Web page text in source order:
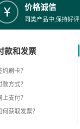
价格诚信
同类产品中,保持好评
款和发票
约刷卡？
款方式？
上支付？
何获取发票？